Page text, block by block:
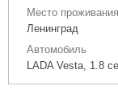
Место проживания
Ленинград
Автомобиль
LADA Vesta, 1.8